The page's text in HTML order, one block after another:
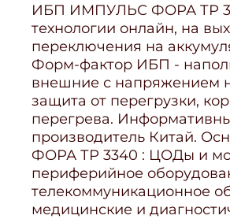
ИБП ИМПУЛЬС ФОРА ТР
технологии онлайн, на
переключения на
Форм-фактор ИБП -
внешние с напряжением
защита от перегрузки,
перегрева.
производитель Китай.
ФОРА ТР 3340 : ЦОДы и
периферийное
телекоммуникационное
медицинские и